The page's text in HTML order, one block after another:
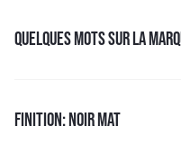
QUELQUES MOTS SUR LA
FINITION: NOIR MAT